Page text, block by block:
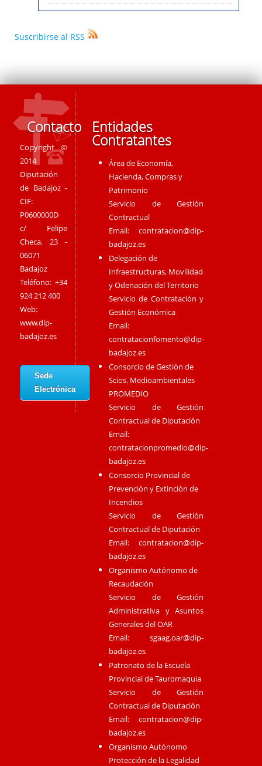
Suscribirse al RSS
Contacto
Copyright ©
2014
Diputación
de Badajoz -
CIF:
P0600000D
c/ Felipe
Checa, 23 -
06071
Badajoz
Teléfono: +34
924 212 400
Web:
www.dip-
badajoz.es
Sede
Electrónica
Entidades
Contratantes
Área de Economía,
Hacienda, Compras y
Patrimonio
Servicio de Gestión
Contractual
Email:contratacion@dip-
badajoz.es
Delegación de
Infraestructuras, Movilidad
y Odenación del Territorio
Servicio de Contratación y
Gestión Económica
Email:
contratacionfomento@dip-
badajoz.es
Consorcio de Gestión de
Scios. Medioambientales
PROMEDIO
Servicio de Gestión
Contractual de Diputación
Email:
contratacionpromedio@dip-
badajoz.es
Consorcio Provincial de
Prevención y Extinción de
Incendios
Servicio de Gestión
Contractual de Diputación
Email:contratacion@dip-
badajoz.es
Organismo Autónomo de
Recaudación
Servicio de Gestión
Administrativa y Asuntos
Generales del OAR
Email:sgaag.oar@dip-
badajoz.es
Patronato de la Escuela
Provincial de Tauromaquia
Servicio de Gestión
Contractual de Diputación
Email:contratacion@dip-
badajoz.es
Organismo Autónomo
Protección de la Legalidad